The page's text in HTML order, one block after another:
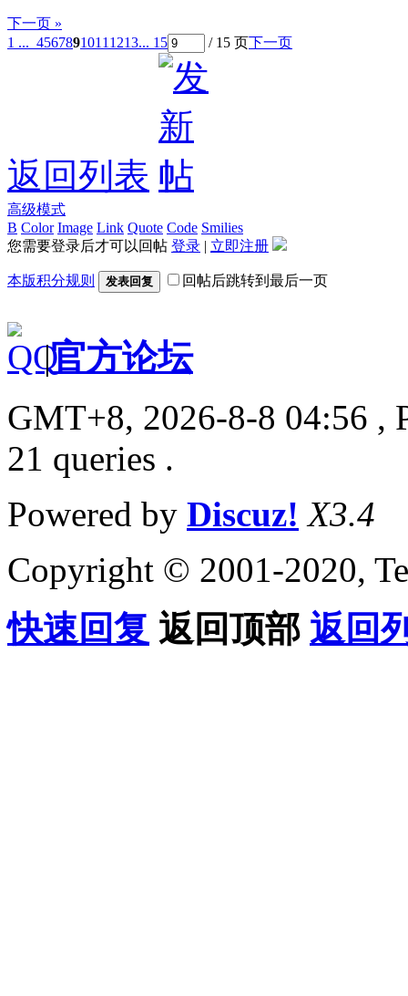
下一页 »
1 ... 4567891011 1213... 15 / 15 页下一页
返回列表
高级模式
B Color Image Link Quote Code Smilies
您需要登录后才可以回帖 登录 | 立即注册
本版积分规则 发表回复 回帖后跳转到最后一页
|官方论坛
GMT+8, 2026-8-8 04:56 ,
21 queries .
Powered by Discuz! X3.4
Copyright © 2001-2020,
快速回复 返回顶部 返回